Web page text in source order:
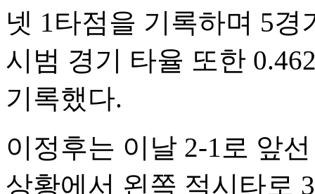
넷 1타점을 기록하며 5
시범 경기 타율 또한
기록했다.
이정후는 이날 2-1로 앞
상황에서 왼쪽 적시타로